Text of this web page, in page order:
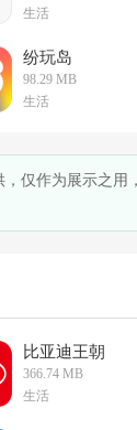
生活
纷玩岛
98.29 MB
生活
仅作为展示之
比亚迪王朝
366.74 MB
生活